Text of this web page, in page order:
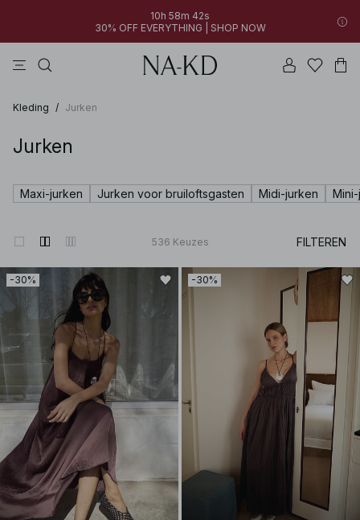
10h 58m 41s
30% OFF EVERYTHING | SHOP NOW
Kleding / Jurken
Jurken
Maxi-jurken Jurken voor bruiloftsgasten Midi-jurken
536 Keuzes FILTEREN
-30% -30%